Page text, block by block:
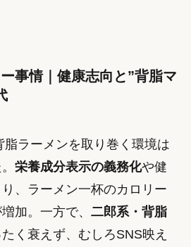
事情｜健康志向と”背脂マ
脂ラーメンを取り巻く環境は
栄養成分表示の義務化や健
、ラーメン一杯のカロリー
加。一方で、 二郎系・背脂
く衰えず、むしろSNS映え